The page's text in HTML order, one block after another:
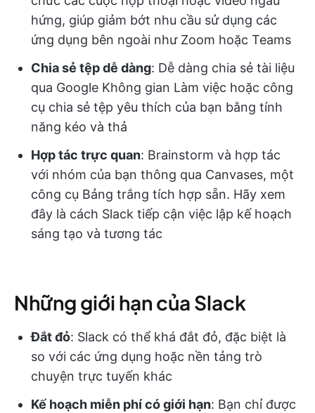
hứng, giúp giảm bớt nhu cầu sử dụng các
ứng dụng bên ngoài như Zoom hoặc Teams
Chia sẻ tệp dễ dàng: Dễ dàng chia sẻ tài liệu
qua Google Không gian Làm việc hoặc công
cụ chia sẻ tệp yêu thích của bạn bằng tính
năng kéo và thả
Hợp tác trực quan: Brainstorm và hợp tác
với nhóm của bạn thông qua Canvases, một
công cụ Bảng trắng tích hợp sẵn. Hãy xem
đây là cách Slack tiếp cận việc lập kế hoạch
sáng tạo và tương tác
Những giới hạn của Slack
Đắt đỏ: Slack có thể khá đắt đỏ, đặc biệt là
so với các ứng dụng hoặc nền tảng trò
chuyện trực tuyến khác
Kế hoạch miễn phí có giới hạn: Bạn chỉ được